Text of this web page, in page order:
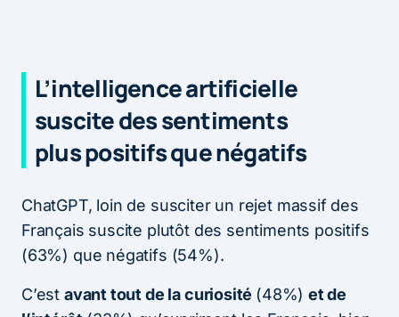
L’intelligence artificielle
suscite des sentiments
plus positifs que négatifs
ChatGPT, loin de susciter un rejet massif des
Français suscite plutôt des sentiments positifs
(63%) que négatifs (54%).
C’est avant tout de la curiosité (48%) et de